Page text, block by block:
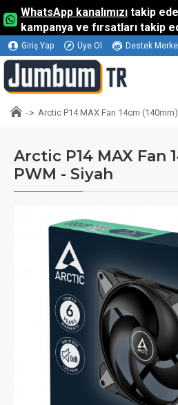
WhatsApp kanalımızı takip
kampanya ve fırsatları takip
Giriş Yap Üye Ol Destek
Arctic P14 MAX Fan 14cm
Arctic P14 MAX Fan
PWM - Siyah